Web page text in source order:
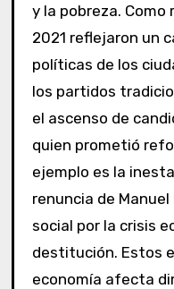
y la pobreza.
2021 reflejaron un
políticas de los
los partidos
el ascenso de
quien prometió
ejemplo es la
renuncia de
social por la crisis
destitución. Estos
economía afecta